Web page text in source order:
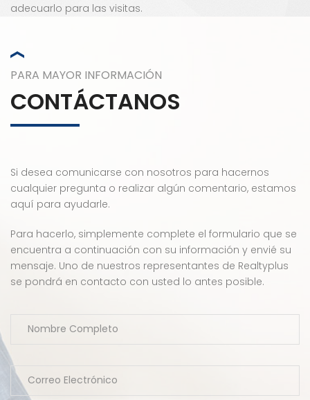
adecuarlo para las visitas.
PARA MAYOR INFORMACIÓN
CONTÁCTANOS
Si desea comunicarse con nosotros para hacernos
cualquier pregunta o realizar algún comentario, estamos
aquí para ayudarle.
Para hacerlo, simplemente complete el formulario que se
encuentra a continuación con su información y envié su
mensaje. Uno de nuestros representantes de Realtyplus
se pondrá en contacto con usted lo antes posible.